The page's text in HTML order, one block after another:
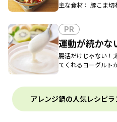
主な食材： 豚こま
PR
運動が続か
腸活だけじゃない！
てくれるヨーグルト
アレンジ鍋の人気レシピ